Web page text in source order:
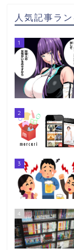
人気記事ラ
1
2
3
4